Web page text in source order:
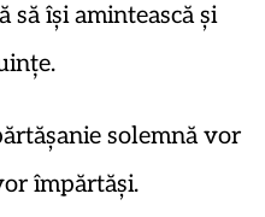
să își amintească și
solemnă vor
împărtăși.